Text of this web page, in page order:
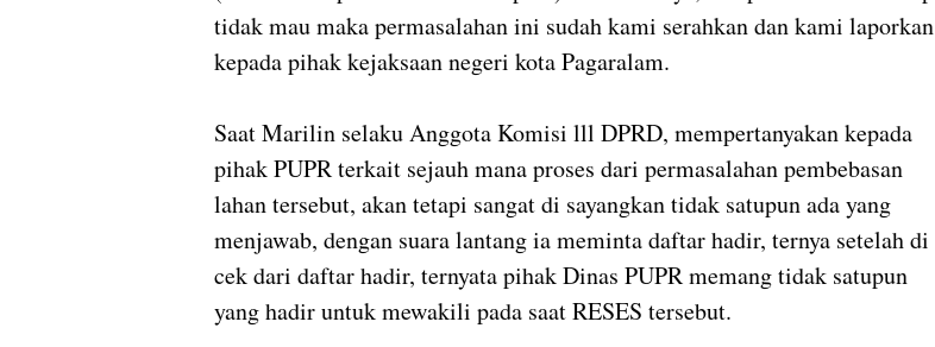
tidak mau maka permasalahan ini sudah kami serahkan dan kami laporkan
kepada pihak kejaksaan negeri kota Pagaralam.
Saat Marilin selaku Anggota Komisi lll DPRD, mempertanyakan kepada
pihak PUPR terkait sejauh mana proses dari permasalahan pembebasan
lahan tersebut, akan tetapi sangat di sayangkan tidak satupun ada yang
menjawab, dengan suara lantang ia meminta daftar hadir, ternya setelah di
cek dari daftar hadir, ternyata pihak Dinas PUPR memang tidak satupun
yang hadir untuk mewakili pada saat RESES tersebut.